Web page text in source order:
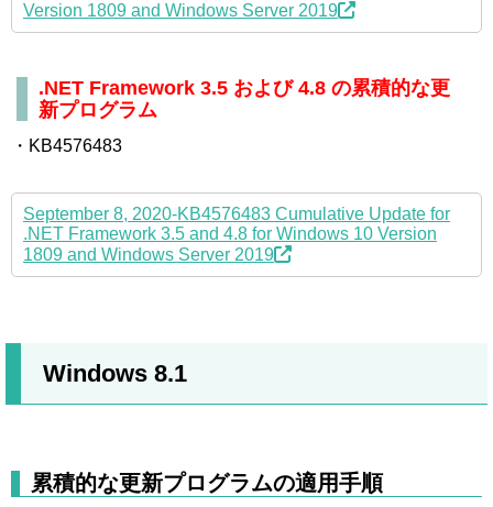
Version 1809 and Windows Server 2019
.NET Framework 3.5 および 4.8 の累積的な更
新プログラム
・KB4576483
September 8, 2020-KB4576483 Cumulative Update for
.NET Framework 3.5 and 4.8 for Windows 10 Version
1809 and Windows Server 2019
Windows 8.1
累積的な更新プログラムの適用手順